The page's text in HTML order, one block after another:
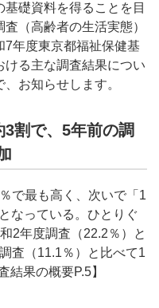
礎資料を得ることを目
（高齢者の生活実態）
7年度東京都福祉保健基
る主な調査結果につい
お知らせします。
割で、5年前の調
で最も高く、次いで「1
なっている。ひとりぐ
2年度調査（22.2％）と
査（11.1％）と比べて1
結果の概要P.5】